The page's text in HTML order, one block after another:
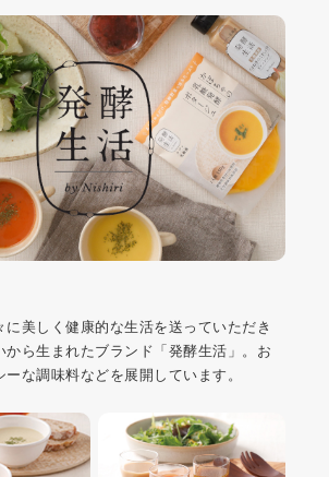
に美しく健康的な生活を送っていただき
から生まれたブランド「発酵生活」。お
ーな調味料などを展開しています。